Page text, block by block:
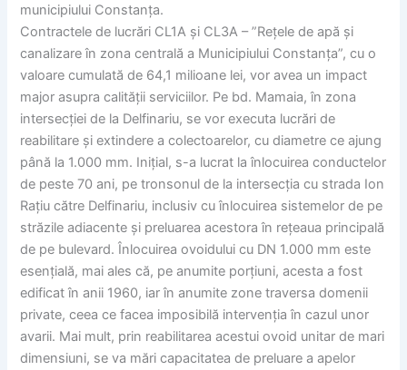
municipiului Constanța.
Contractele de lucrări CL1A și CL3A – ”Rețele de apă și
canalizare în zona centrală a Municipiului Constanța”, cu o
valoare cumulată de 64,1 milioane lei, vor avea un impact
major asupra calității serviciilor. Pe bd. Mamaia, în zona
intersecției de la Delfinariu, se vor executa lucrări de
reabilitare și extindere a colectoarelor, cu diametre ce ajung
până la 1.000 mm. Inițial, s-a lucrat la înlocuirea conductelor
de peste 70 ani, pe tronsonul de la intersecția cu strada Ion
Rațiu către Delfinariu, inclusiv cu înlocuirea sistemelor de pe
străzile adiacente și preluarea acestora în rețeaua principală
de pe bulevard. Înlocuirea ovoidului cu DN 1.000 mm este
esențială, mai ales că, pe anumite porțiuni, acesta a fost
edificat în anii 1960, iar în anumite zone traversa domenii
private, ceea ce facea imposibilă intervenția în cazul unor
avarii. Mai mult, prin reabilitarea acestui ovoid unitar de mari
dimensiuni, se va mări capacitatea de preluare a apelor